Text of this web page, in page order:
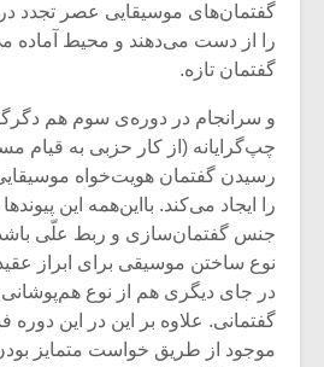
گفتمان‌های موسیقایی عصر تجدد
را از دست می‌دهند و محیط آماده
گفتمان تازه.
و سرانجام در دوره‌ی سوم هم
چپ‌گرایانه (از کار حزبی به قیام
رسیدن گفتمان هویت‌خواه
را ایجاد می‌کند. بااین‌همه این
جنس گفتمان‌سازی و ربط علّی باشد
نوع ساختن موسیقی برای ابراز
در جای دیگری هم از نوع هم‌پوشانی
گفتمانی. علاوه بر این در این دوره
موجود از طریق خواست متمایز
اگر نمی توانی
مشهورترین باشی،